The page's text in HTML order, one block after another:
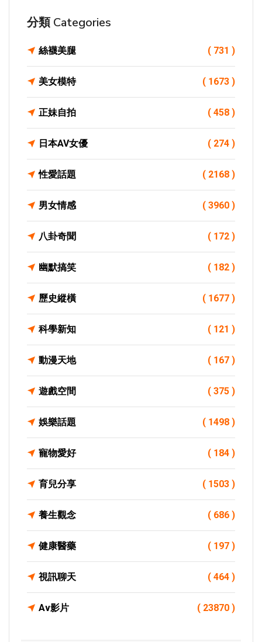
分類 Categories
絲襪美腿 ( 731 )
美女模特 ( 1673 )
正妹自拍 ( 458 )
日本AV女優 ( 274 )
性愛話題 ( 2168 )
男女情感 ( 3960 )
八卦奇聞 ( 172 )
幽默搞笑 ( 182 )
歷史縱橫 ( 1677 )
科學新知 ( 121 )
動漫天地 ( 167 )
遊戲空間 ( 375 )
娛樂話題 ( 1498 )
寵物愛好 ( 184 )
育兒分享 ( 1503 )
養生觀念 ( 686 )
健康醫藥 ( 197 )
視訊聊天 ( 464 )
Av影片 ( 23870 )